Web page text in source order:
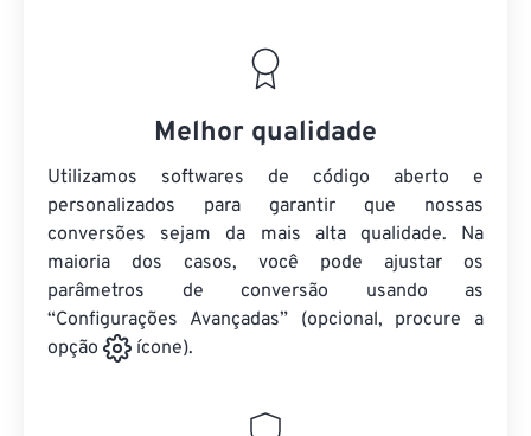
Melhor qualidade
Utilizamos softwares de código aberto e
personalizados para garantir que nossas
conversões sejam da mais alta qualidade. Na
maioria dos casos, você pode ajustar os
parâmetros de conversão usando as
“Configurações Avançadas” (opcional, procure a
opção
ícone).